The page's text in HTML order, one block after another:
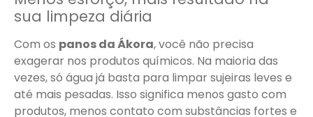
sua limpeza diária
Com os panos da Ákora, você não precisa
exagerar nos produtos químicos. Na maioria das
vezes, só água já basta para limpar sujeiras leves e
até mais pesadas. Isso significa menos gasto com
produtos, menos contato com substâncias fortes e